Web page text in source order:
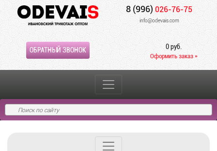
8 (996) 026-76-75
info@odevais.com
ОБРАТНЫЙ ЗВОНОК 0 руб.
Оформить заказ »